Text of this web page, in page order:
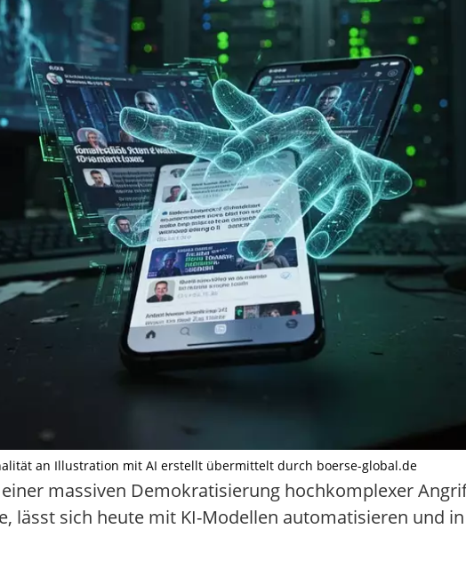
an Illustration mit AI erstellt übermittelt durch boerse-global.de
massiven Demokratisierung hochkomplexer
lässt sich heute mit KI-Modellen automatisieren und